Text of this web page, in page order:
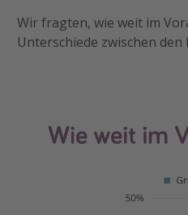
Wir fragten, wie weit im
Unterschiede zwischen den